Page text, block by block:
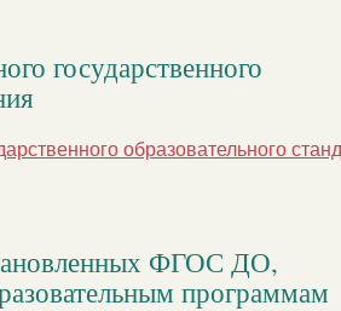
государственного
образовательного
ФГОС ДО,
программам